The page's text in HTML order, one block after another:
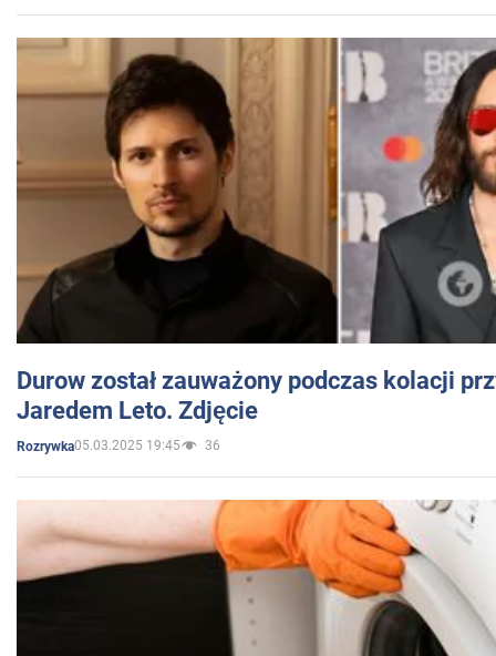
Durow został zauważony podczas kolacji
Jaredem Leto. Zdjęcie
Rozrywka05.03.2025 19:45 36